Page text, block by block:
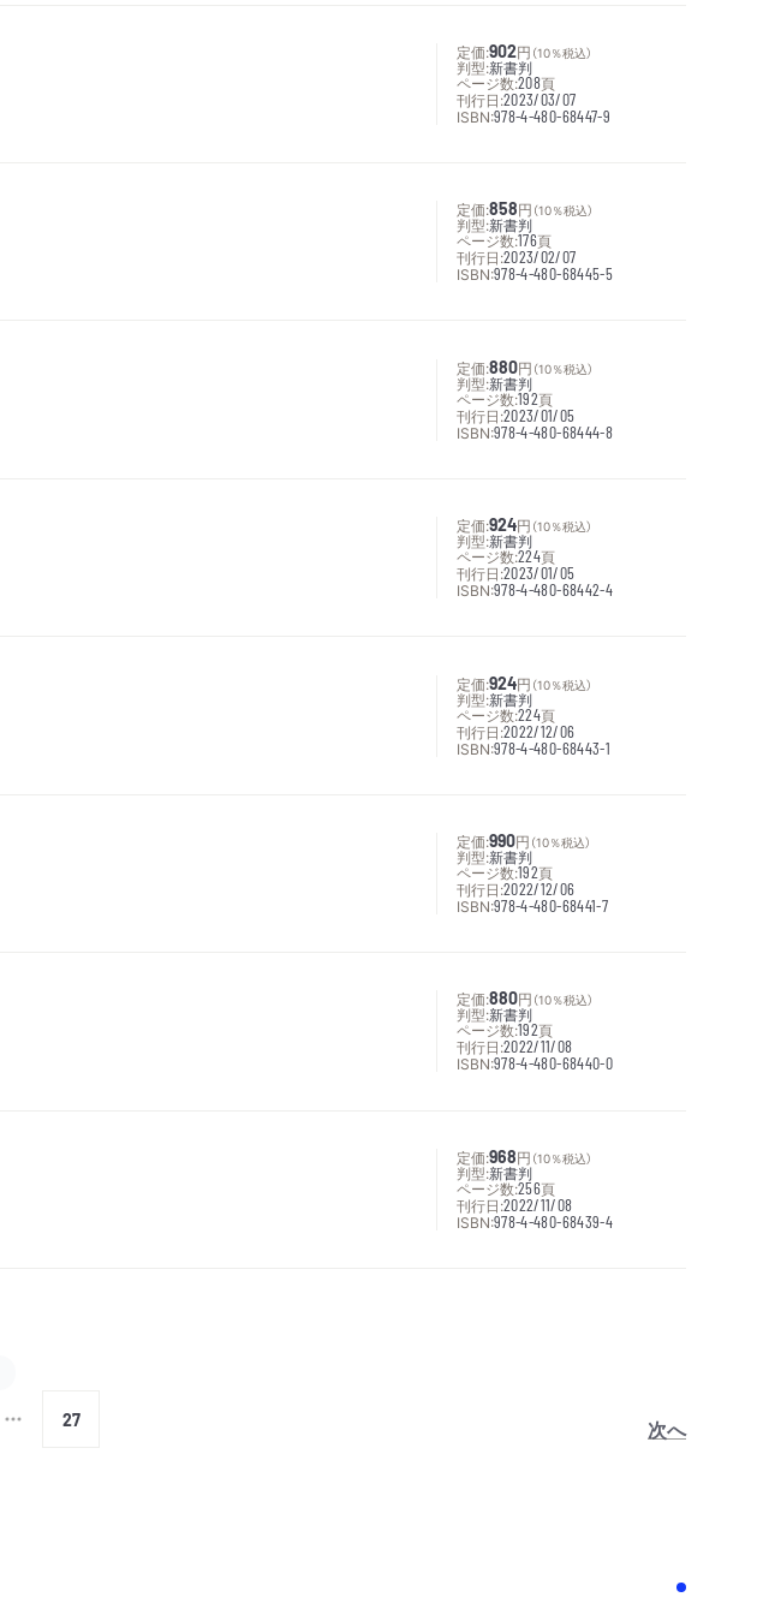
定価:902円 （10％税込）
判型:新書判
ページ数:208頁
刊行日:2023/03/07
ISBN:978-4-480-68447-9
定価:858円 （10％税込）
判型:新書判
ページ数:176頁
刊行日:2023/02/07
ISBN:978-4-480-68445-5
定価:880円 （10％税込）
判型:新書判
ページ数:192頁
刊行日:2023/01/05
ISBN:978-4-480-68444-8
定価:924円 （10％税込）
判型:新書判
ページ数:224頁
刊行日:2023/01/05
ISBN:978-4-480-68442-4
定価:924円 （10％税込）
判型:新書判
ページ数:224頁
刊行日:2022/12/06
ISBN:978-4-480-68443-1
定価:990円 （10％税込）
判型:新書判
ページ数:192頁
刊行日:2022/12/06
ISBN:978-4-480-68441-7
定価:880円 （10％税込）
判型:新書判
ページ数:192頁
刊行日:2022/11/08
ISBN:978-4-480-68440-0
定価:968円 （10％税込）
判型:新書判
ページ数:256頁
刊行日:2022/11/08
ISBN:978-4-480-68439-4
27 次へ